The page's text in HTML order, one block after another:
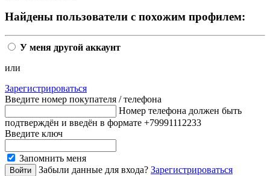
Найдены пользователи с похожим профилем:
У меня другой аккаунт
или
Зарегистрироваться
Введите номер покупателя / телефона
Номер телефона должен быть
подтверждён и введён в формате +79991112233
Введите ключ
Запомнить меня
Забыли данные для входа? Зарегистрироваться